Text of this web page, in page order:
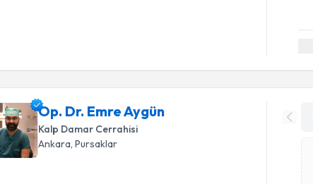
Op. Dr. Emre Aygün
Kalp Damar Cerrahisi
Ankara,Pursaklar